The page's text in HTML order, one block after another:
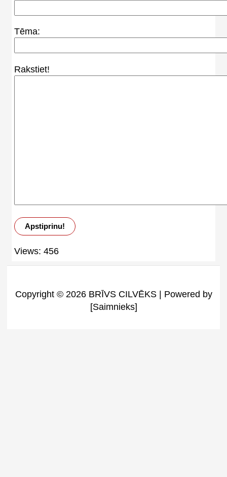
Tēma:
Rakstiet!
Views: 456
Copyright © 2026 BRĪVS CILVĒKS | Powered by
[Saimnieks]